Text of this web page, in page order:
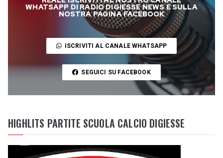
WHATSAPP DI RADIO DIGIESSE NEWS E SULLA
NOSTRA PAGINA FACEBOOK
ISCRIVITI AL CANALE WHATSAPP
SEGUICI SU FACEBOOK
HIGHLITS PARTITE SCUOLA CALCIO DIGIESSE